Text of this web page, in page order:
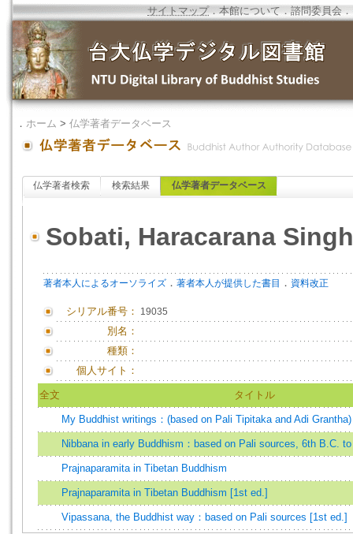
サイトマップ．本館について ．諮問委員会 ．
． ホーム > 仏学著者データベース
仏学著者検索 検索結果 仏学著者データベース
Sobati, Haracarana
著者本人によるオーソライズ ． 著者本人が提供した書目 ． 資料改正
シリアル番号： 19035
別名：
種類：
個人サイト：
全文 タイトル
My Buddhist writings：(based on Pali Tipitaka and Adi Grantha)
Nibbana in early Buddhism：based on Pali sources, 6th B.C.
Prajnaparamita in Tibetan Buddhism
Prajnaparamita in Tibetan Buddhism [1st ed.]
Vipassana, the Buddhist way：based on Pali sources [1st ed.]